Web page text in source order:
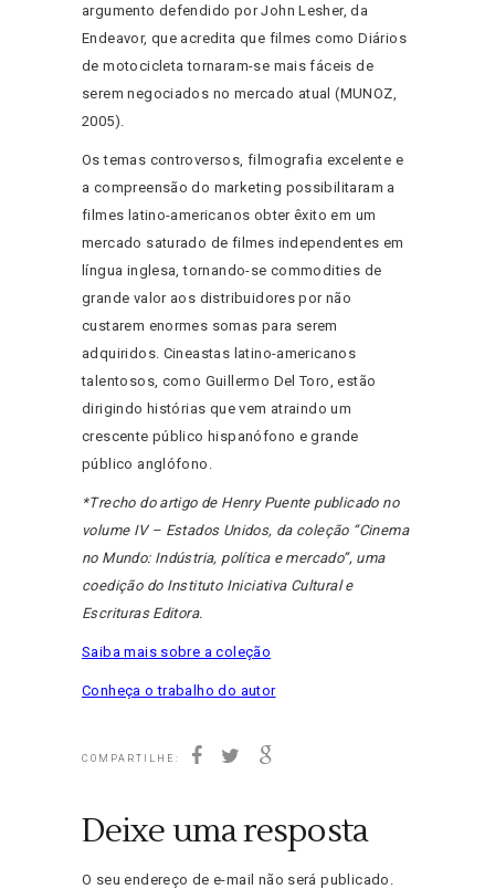
argumento defendido por John Lesher, da
Endeavor, que acredita que filmes como Diários
de motocicleta tornaram-se mais fáceis de
serem negociados no mercado atual (MUNOZ,
2005).
Os temas controversos, filmografia excelente e
a compreensão do marketing possibilitaram a
filmes latino-americanos obter êxito em um
mercado saturado de filmes independentes em
língua inglesa, tornando-se commodities de
grande valor aos distribuidores por não
custarem enormes somas para serem
adquiridos. Cineastas latino-americanos
talentosos, como Guillermo Del Toro, estão
dirigindo histórias que vem atraindo um
crescente público hispanófono e grande
público anglófono.
*Trecho do artigo de Henry Puente publicado no
volume IV – Estados Unidos, da coleção “Cinema
no Mundo: Indústria, política e mercado”, uma
coedição do Instituto Iniciativa Cultural e
Escrituras Editora.
Saiba mais sobre a coleção
Conheça o trabalho do autor
COMPARTILHE:
Deixe uma resposta
O seu endereço de e-mail não será publicado.